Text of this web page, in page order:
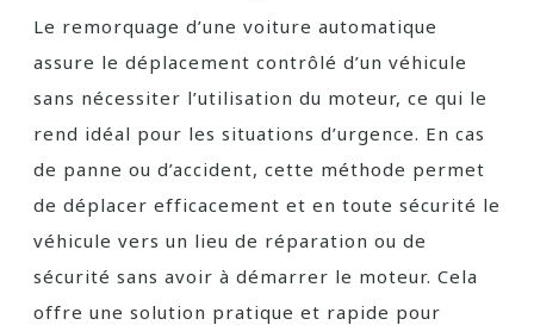
Le remorquage d’une voiture automatique
assure le déplacement contrôlé d’un véhicule
sans nécessiter l’utilisation du moteur, ce qui le
rend idéal pour les situations d’urgence. En cas
de panne ou d’accident, cette méthode permet
de déplacer efficacement et en toute sécurité le
véhicule vers un lieu de réparation ou de
sécurité sans avoir à démarrer le moteur. Cela
offre une solution pratique et rapide pour